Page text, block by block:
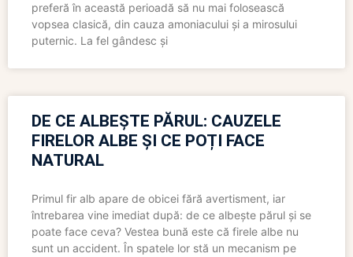
preferă în această perioadă să nu mai folosească
vopsea clasică, din cauza amoniacului și a mirosului
puternic. La fel gândesc și
DE CE ALBEȘTE PĂRUL: CAUZELE
FIRELOR ALBE ȘI CE POȚI FACE
NATURAL
Primul fir alb apare de obicei fără avertisment, iar
întrebarea vine imediat după: de ce albește părul și se
poate face ceva? Vestea bună este că firele albe nu
sunt un accident. În spatele lor stă un mecanism pe